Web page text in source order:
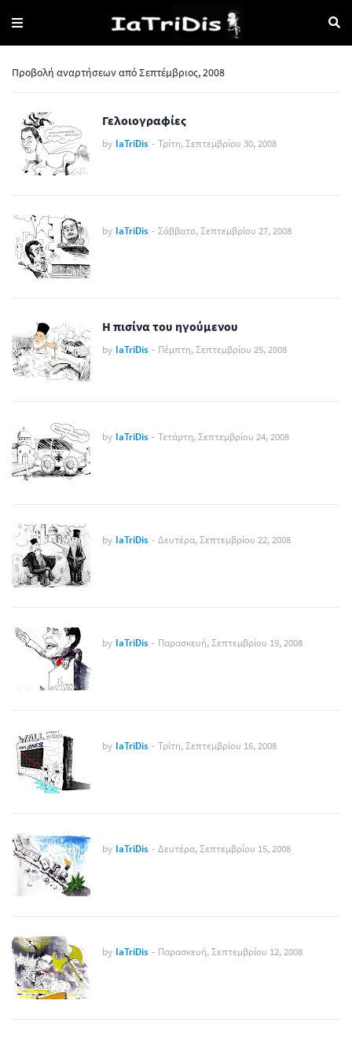
Προβολή αναρτήσεων από Σεπτέμβριος, 2008
Γελοιογραφίες
by IaTriDis - Τρίτη, Σεπτεμβρίου 30, 2008
by IaTriDis - Σάββατο, Σεπτεμβρίου 27, 2008
Η πισίνα του ηγούμενου
by IaTriDis - Πέμπτη, Σεπτεμβρίου 25, 2008
by IaTriDis - Τετάρτη, Σεπτεμβρίου 24, 2008
by IaTriDis - Δευτέρα, Σεπτεμβρίου 22, 2008
by IaTriDis - Παρασκευή, Σεπτεμβρίου 19, 2008
by IaTriDis - Τρίτη, Σεπτεμβρίου 16, 2008
by IaTriDis - Δευτέρα, Σεπτεμβρίου 15, 2008
by IaTriDis - Παρασκευή, Σεπτεμβρίου 12, 2008